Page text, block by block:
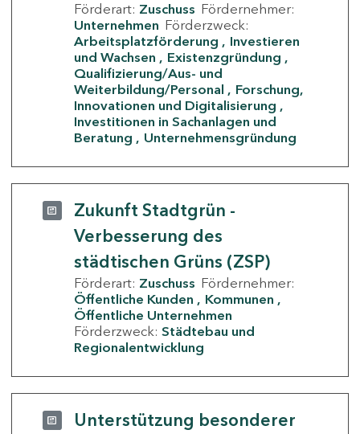
Förderart: Zuschuss Fördernehmer:
Unternehmen Förderzweck:
Arbeitsplatzförderung
Investieren
und Wachsen
Existenzgründung
Qualifizierung/Aus- und
Weiterbildung/Personal
Forschung,
Innovationen und Digitalisierung
Investitionen in Sachanlagen und
Beratung
Unternehmensgründung
Zukunft Stadtgrün -
Verbesserung des
städtischen Grüns (ZSP)
Förderart: Zuschuss Fördernehmer:
Öffentliche Kunden
Kommunen
Öffentliche Unternehmen
Förderzweck: Städtebau und
Regionalentwicklung
Unterstützung besonderer